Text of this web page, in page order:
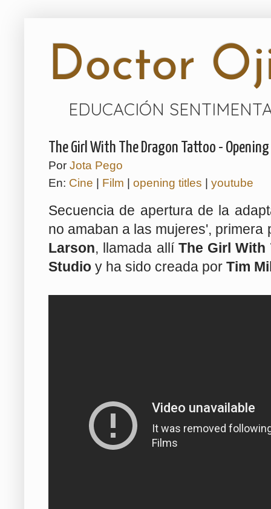
Doctor
EDUCACIÓN
The Girl With The Dragon Tattoo -
Por Jota Pego
En: Cine Film opening titles youtube
Secuencia de apertura de la
no amaban a las mujeres', primera
Larson, llamada allí The Girl
Studio y ha sido creada por Tim